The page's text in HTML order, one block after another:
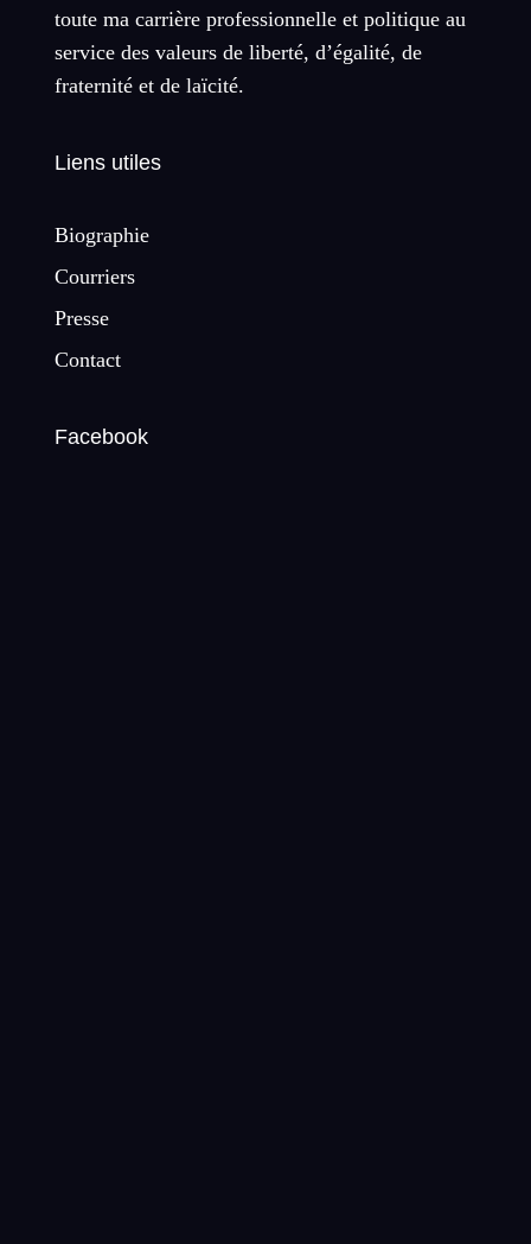
toute ma carrière professionnelle et politique au
service des valeurs de liberté, d’égalité, de
fraternité et de laïcité.
Liens utiles
Biographie
Courriers
Presse
Contact
Facebook